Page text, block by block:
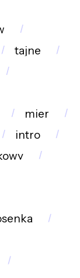
tajne
mier
intro